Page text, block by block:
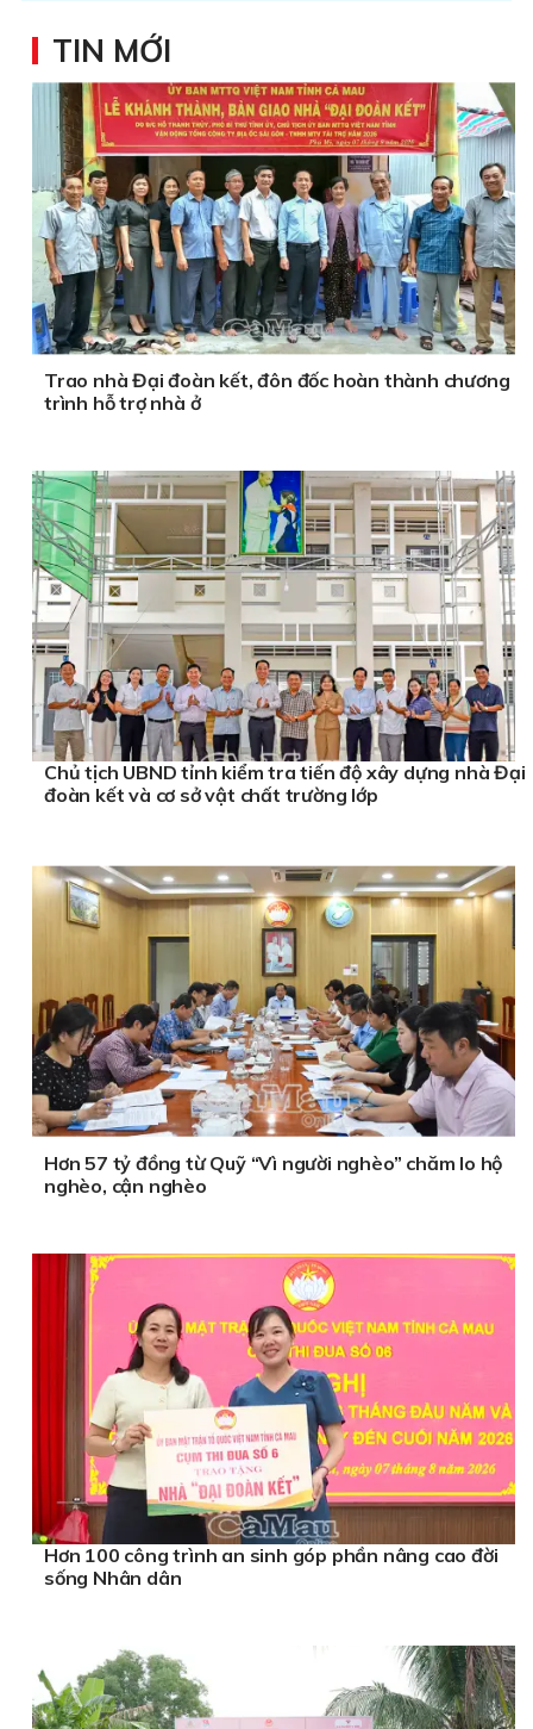
TIN MỚI
Trao nhà Đại đoàn kết, đôn đốc hoàn thành chương
trình hỗ trợ nhà ở
Chủ tịch UBND tỉnh kiểm tra tiến độ xây dựng nhà Đại
đoàn kết và cơ sở vật chất trường lớp
Hơn 57 tỷ đồng từ Quỹ “Vì người nghèo” chăm lo hộ
nghèo, cận nghèo
Hơn 100 công trình an sinh góp phần nâng cao đời
sống Nhân dân